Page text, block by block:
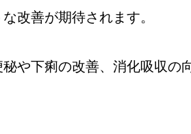
改善が期待されます。
や下痢の改善、消化吸収の